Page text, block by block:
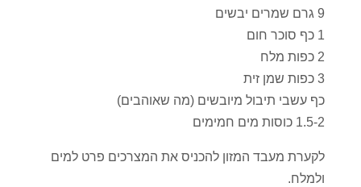
9 גרם שמרים יבשים
1 כף סוכר חום
2 כפות מלח
3 כפות שמן זית
כף עשבי תיבול מיובשים (מה שאוהבים)
1.5-2 כוסות מים חמימים
לקערת מעבד המזון להכניס את המצרכים פרט למים
ולמלח.